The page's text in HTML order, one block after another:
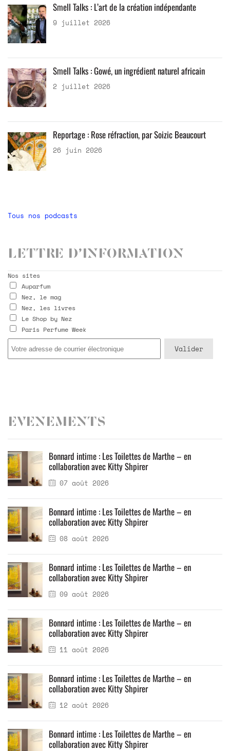
Smell Talks : L’art de la création indépendante
9 juillet 2026
Smell Talks : Gowé, un ingrédient naturel africain
2 juillet 2026
Reportage : Rose réfraction, par Soizic Beaucourt
26 juin 2026
Tous nos podcasts
Lettre d’information
Nos sites
Auparfum
Nez, le mag
Nez, les livres
Le Shop by Nez
Paris Perfume Week
Evenements
07 août 2026
Bonnard intime : Les Toilettes de Marthe – en
collaboration avec Kitty Shpirer
08 août 2026
Bonnard intime : Les Toilettes de Marthe – en
collaboration avec Kitty Shpirer
09 août 2026
Bonnard intime : Les Toilettes de Marthe – en
collaboration avec Kitty Shpirer
11 août 2026
Bonnard intime : Les Toilettes de Marthe – en
collaboration avec Kitty Shpirer
12 août 2026
Bonnard intime : Les Toilettes de Marthe – en
collaboration avec Kitty Shpirer
Bonnard intime : Les Toilettes de Marthe – en
collaboration avec Kitty Shpirer